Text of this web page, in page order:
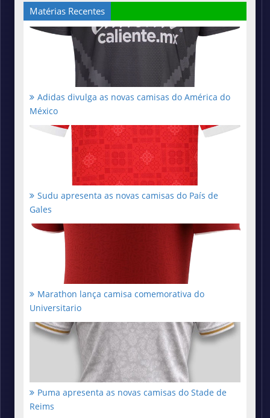
Matérias Recentes
Adidas divulga as novas camisas do América do
México
Sudu apresenta as novas camisas do País de
Gales
Marathon lança camisa comemorativa do
Universitario
Puma apresenta as novas camisas do Stade de
Reims